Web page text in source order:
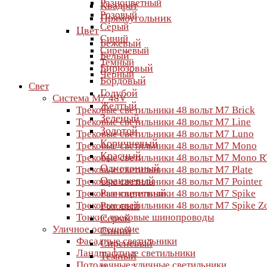
Разноцветный
Розовый
Серый
Синий
Сиреневый
Темный
Черный
Свет
Система M7 48V
Трековые светильники 48 вольт M7 Brick
Трековые светильники 48 вольт M7 Line
Трековые светильники 48 вольт M7 Luno
Трековые светильники 48 вольт M7 Mono
Трековые светильники 48 вольт M7 Mono
Трековые светильники 48 вольт M7 Plate
Трековые светильники 48 вольт M7 Pointer
Трековые светильники 48 вольт M7 Spike
Трековые светильники 48 вольт M7 Spike
Тонкие трековые шинопроводы
Уличное освещение
Фасадные светильники
Ландшафтные светильники
Квадрат
Прямоугольник
Цвет
Бежевый
Белый
Бирюзовый
Бордовый
Голубой
Желтый
Зеленый
Золотой
Коричневый
Красный
Однотонный
Оранжевый
Разноцветный
Розовый
Серый
Синий
Сиреневый
Темный